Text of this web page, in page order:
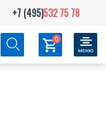
+7 (495)532 75 78
0